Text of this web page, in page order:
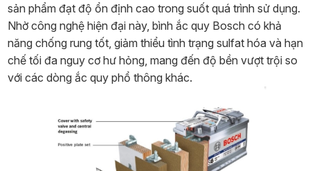
sản phẩm đạt độ ổn định cao trong suốt quá trình sử dụng.
Nhờ công nghệ hiện đại này, bình ắc quy Bosch có khả
năng chống rung tốt, giảm thiểu tình trạng sulfat hóa và hạn
chế tối đa nguy cơ hư hỏng, mang đến độ bền vượt trội so
với các dòng ắc quy phổ thông khác.